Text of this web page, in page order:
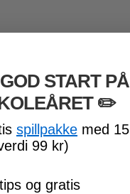
START PÅ
​ ✏️
spillpakke med 15
99 kr)
og gratis